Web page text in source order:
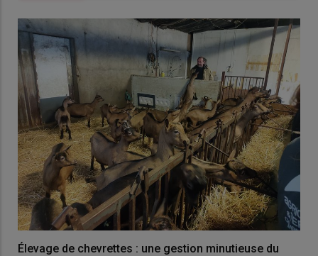
Élevage de chevrettes : une gestion minutieuse du